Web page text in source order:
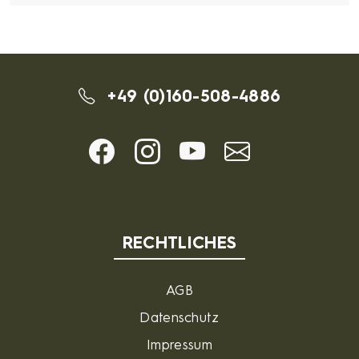
+49 (0)160-508-4886
RECHTLICHES
AGB
Datenschutz
Impressum